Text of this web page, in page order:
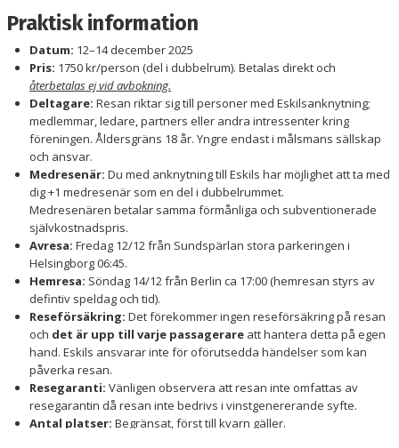
Praktisk information
Datum: 12–14 december 2025
Pris: 1750 kr/person (del i dubbelrum). Betalas direkt och
återbetalas ej vid avbokning.
Deltagare: Resan riktar sig till personer med Eskilsanknytning;
medlemmar, ledare, partners eller andra intressenter kring
föreningen. Åldersgräns 18 år. Yngre endast i målsmans sällskap
och ansvar.
Medresenär: Du med anknytning till Eskils har möjlighet att ta med
dig +1 medresenär som en del i dubbelrummet.
Medresenären betalar samma förmånliga och subventionerade
självkostnadspris.
Avresa: Fredag 12/12 från Sundspärlan stora parkeringen i
Helsingborg 06:45.
Hemresa: Söndag 14/12 från Berlin ca 17:00 (hemresan styrs av
defintiv speldag och tid).
Reseförsäkring: Det förekommer ingen reseförsäkring på resan
och det är upp till varje passagerare att hantera detta på egen
hand. Eskils ansvarar inte för oförutsedda händelser som kan
påverka resan.
Resegaranti: Vänligen observera att resan inte omfattas av
resegarantin då resan inte bedrivs i vinstgenererande syfte.
Antal platser: Begränsat, först till kvarn gäller.